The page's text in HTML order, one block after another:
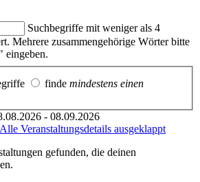
Suchbegriffe mit weniger als 4
Mehrere zusammengehörige Wörter bitte
eingeben.
finde mindestens einen
- 08.09.2026
Veranstaltungsdetails ausgeklappt
gefunden, die deinen